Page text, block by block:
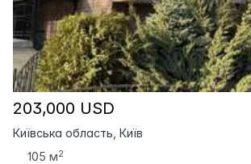
203,000 USD
Київська область, Київ
105 м2